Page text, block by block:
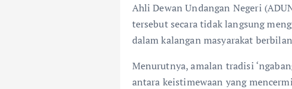
o
k
p
p
Ahli Dewan Undangan Negeri
tersebut secara tidak langsung
dalam kalangan masyarakat
Menurutnya, amalan tradisi
antara keistimewaan yang